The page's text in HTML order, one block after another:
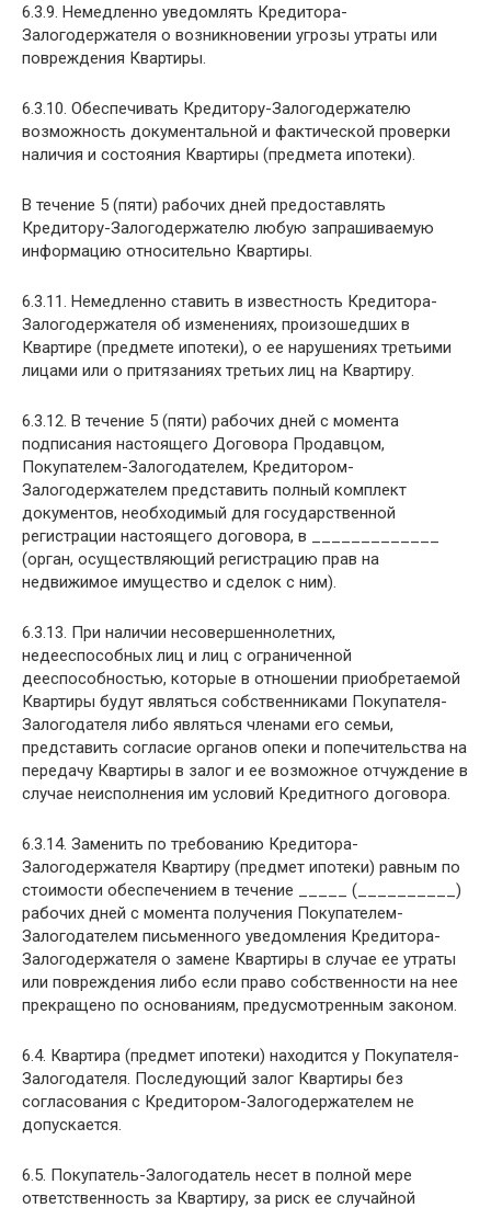
6.3.9. Немедленно уведомлять Кредитора-
Залогодержателя о возникновении угрозы утраты или
повреждения Квартиры.
6.3.10. Обеспечивать Кредитору-Залогодержателю
возможность документальной и фактической проверки
наличия и состояния Квартиры (предмета ипотеки).
В течение 5 (пяти) рабочих дней предоставлять
Кредитору-Залогодержателю любую запрашиваемую
информацию относительно Квартиры.
6.3.11. Немедленно ставить в известность Кредитора-
Залогодержателя об изменениях, произошедших в
Квартире (предмете ипотеки), о ее нарушениях третьими
лицами или о притязаниях третьих лиц на Квартиру.
6.3.12. В течение 5 (пяти) рабочих дней с момента
подписания настоящего Договора Продавцом,
Покупателем-Залогодателем, Кредитором-
Залогодержателем представить полный комплект
документов, необходимый для государственной
регистрации настоящего договора, в _____________
(орган, осуществляющий регистрацию прав на
недвижимое имущество и сделок с ним).
6.3.13. При наличии несовершеннолетних,
недееспособных лиц и лиц с ограниченной
дееспособностью, которые в отношении приобретаемой
Квартиры будут являться собственниками Покупателя-
Залогодателя либо являться членами его семьи,
представить согласие органов опеки и попечительства на
передачу Квартиры в залог и ее возможное отчуждение в
случае неисполнения им условий Кредитного договора.
6.3.14. Заменить по требованию Кредитора-
Залогодержателя Квартиру (предмет ипотеки) равным по
стоимости обеспечением в течение _____ (__________)
рабочих дней с момента получения Покупателем-
Залогодателем письменного уведомления Кредитора-
Залогодержателя о замене Квартиры в случае ее утраты
или повреждения либо если право собственности на нее
прекращено по основаниям, предусмотренным законом.
6.4. Квартира (предмет ипотеки) находится у Покупателя-
Залогодателя. Последующий залог Квартиры без
согласования с Кредитором-Залогодержателем не
допускается.
6.5. Покупатель-Залогодатель несет в полной мере
ответственность за Квартиру, за риск ее случайной